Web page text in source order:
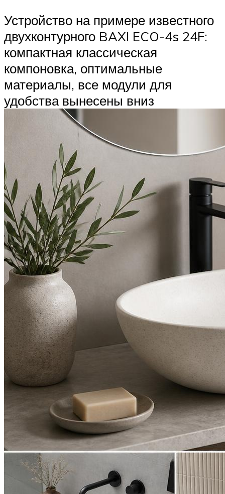
Устройство на примере известного
двухконтурного BAXI ECO-4s 24F:
компактная классическая
компоновка, оптимальные
материалы, все модули для
удобства вынесены вниз